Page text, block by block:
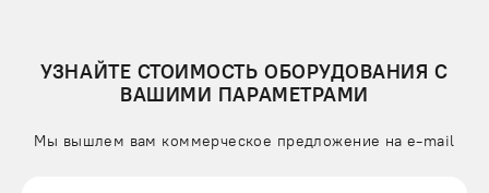
УЗНАЙТЕ СТОИМОСТЬ ОБОРУДОВАНИЯ С
ВАШИМИ ПАРАМЕТРАМИ
Мы вышлем вам коммерческое предложение на e-mail